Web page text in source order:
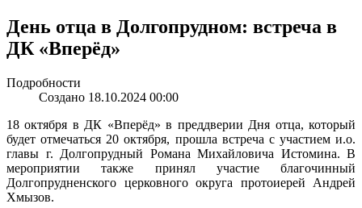
День отца в Долгопрудном: встреча в
ДК «Вперёд»
Подробности
Создано 18.10.2024 00:00
18 октября в ДК «Вперёд» в преддверии Дня отца, который
будет отмечаться 20 октября, прошла встреча с участием и.о.
главы г. Долгопрудный Романа Михайловича Истомина. В
мероприятии также принял участие благочинный
Долгопрудненского церковного округа протоиерей Андрей
Хмызов.